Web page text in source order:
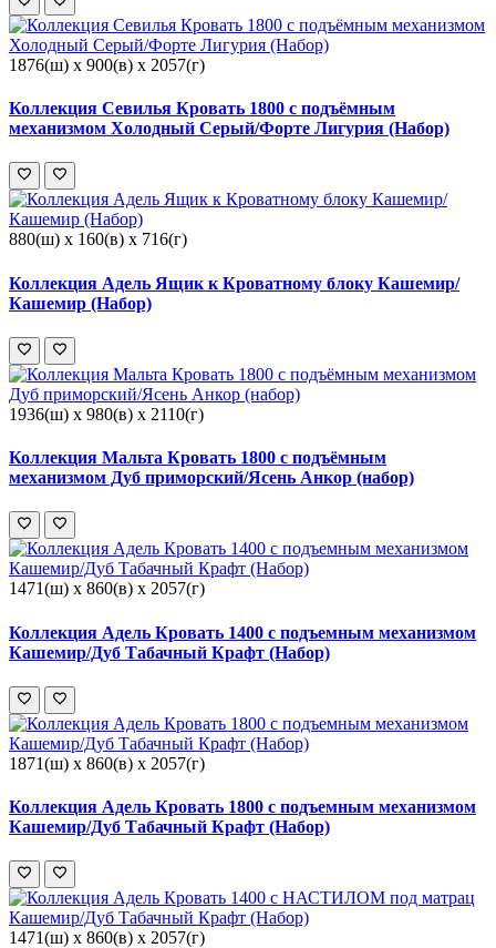
1876(ш) x 900(в) x 2057(г)
Коллекция Севилья Кровать 1800 с подъёмным
механизмом Холодный Серый/Форте Лигурия (Набор)
880(ш) x 160(в) x 716(г)
Коллекция Адель Ящик к Кроватному блоку Кашемир/
Кашемир (Набор)
1936(ш) x 980(в) x 2110(г)
Коллекция Мальта Кровать 1800 с подъёмным
механизмом Дуб приморский/Ясень Анкор (набор)
1471(ш) x 860(в) x 2057(г)
Коллекция Адель Кровать 1400 с подъемным механизмом
Кашемир/Дуб Табачный Крафт (Набор)
1871(ш) x 860(в) x 2057(г)
Коллекция Адель Кровать 1800 с подъемным механизмом
Кашемир/Дуб Табачный Крафт (Набор)
1471(ш) x 860(в) x 2057(г)